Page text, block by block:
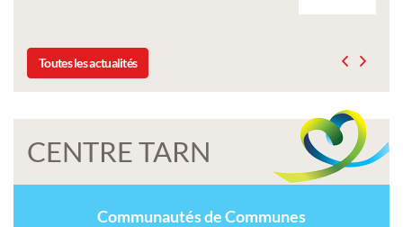
Toutes les actualités
CENTRE TARN
Communautés de Communes